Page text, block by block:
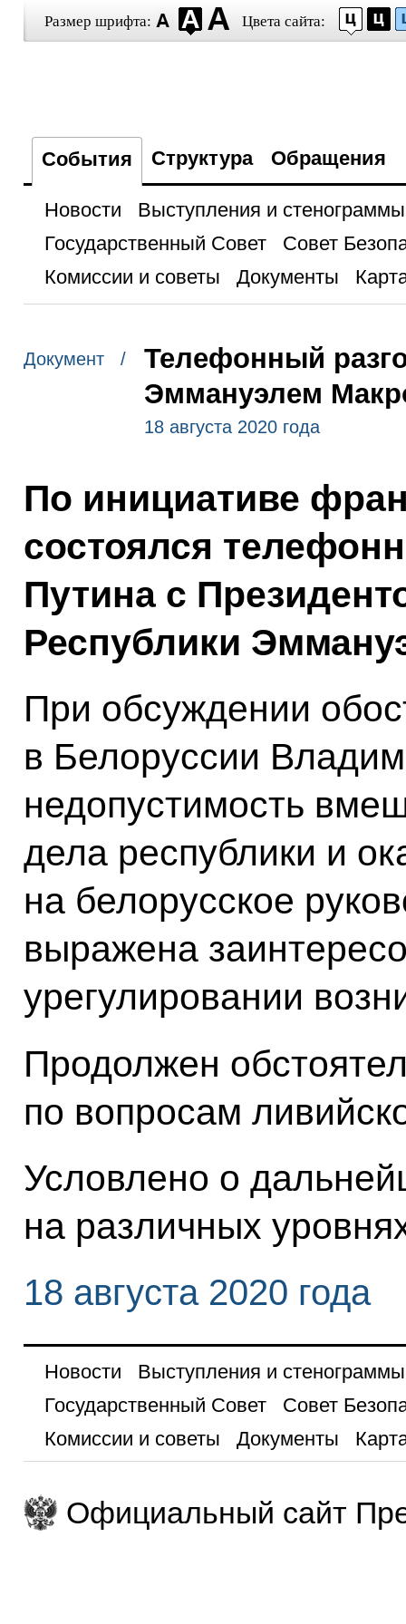
Размер шрифта: Цвета сайта:
События Структура Обращения
Новости
Выступления и стенограммы
Государственный Совет
Совет
Комиссии и советы
Документы
Документ /
Телефонный
Эммануэлем
18 августа 2020 года
По инициативе
состоялся
Путина с
Республики
При обсуждении
в Белоруссии
недопустимость
дела республики и
на белорусское
выражена
урегулировании
Продолжен
по вопросам
Условлено о
на различных
18 августа 2020 года
Новости
Выступления и стенограммы
Государственный Совет
Совет
Комиссии и советы
Документы
Официальный сайт